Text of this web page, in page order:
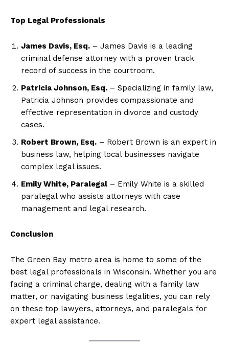
Top Legal Professionals
James Davis, Esq. – James Davis is a leading
criminal defense attorney with a proven track
record of success in the courtroom.
Patricia Johnson, Esq. – Specializing in family law,
Patricia Johnson provides compassionate and
effective representation in divorce and custody
cases.
Robert Brown, Esq. – Robert Brown is an expert in
business law, helping local businesses navigate
complex legal issues.
Emily White, Paralegal – Emily White is a skilled
paralegal who assists attorneys with case
management and legal research.
Conclusion
The Green Bay metro area is home to some of the
best legal professionals in Wisconsin. Whether you are
facing a criminal charge, dealing with a family law
matter, or navigating business legalities, you can rely
on these top lawyers, attorneys, and paralegals for
expert legal assistance.